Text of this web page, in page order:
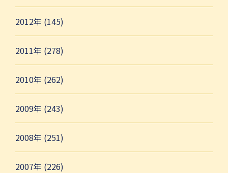
2012年 (145)
2011年 (278)
2010年 (262)
2009年 (243)
2008年 (251)
2007年 (226)